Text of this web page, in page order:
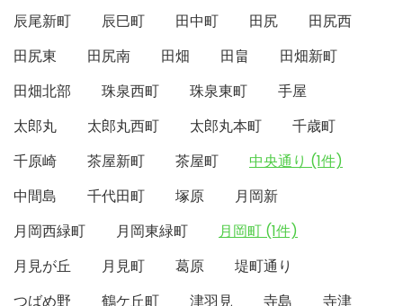
辰尾新町
辰巳町 田中町 田尻
田尻西
田尻東
田尻南 田畑 田畠
田畑新町
田畑北部
珠泉西町 珠泉東町
手屋
太郎丸
太郎丸西町 太郎丸本町
千歳町
千原崎
茶屋新町 茶屋町
中央通り (1件)
中間島
千代田町 塚原
月岡新
月岡西緑町
月岡東緑町
月岡町 (1件)
月見が丘
月見町 葛原
堤町通り
つばめ野
鶴ケ丘町 津羽見 寺島
寺津